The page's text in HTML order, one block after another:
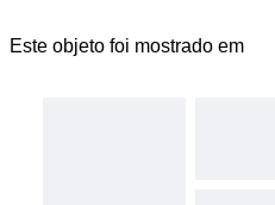
Este objeto foi mostrado em